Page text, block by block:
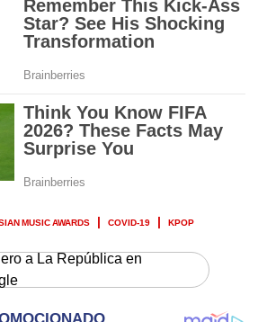
MUSIC AWARDS COVID-19 KPOP
a La República en